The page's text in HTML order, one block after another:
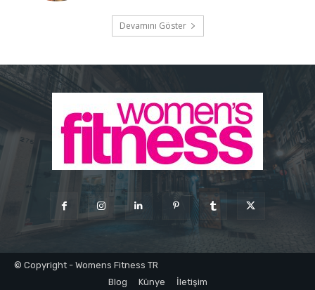
Devamını Göster
© Copyright - Womens Fitness TR
Blog
Künye İletişim